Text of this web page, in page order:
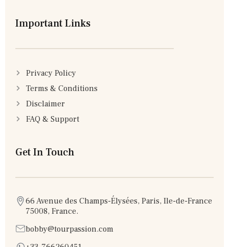
Important Links
Privacy Policy
Terms & Conditions
Disclaimer
FAQ & Support
Get In Touch
66 Avenue des Champs-Élysées, Paris, Ile-de-France
75008, France.
bobby@tourpassion.com